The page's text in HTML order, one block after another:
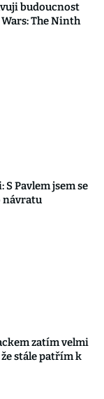
budoucnost
The Ninth
Pavlem jsem se
návratu
zatím velmi
stále patřím k